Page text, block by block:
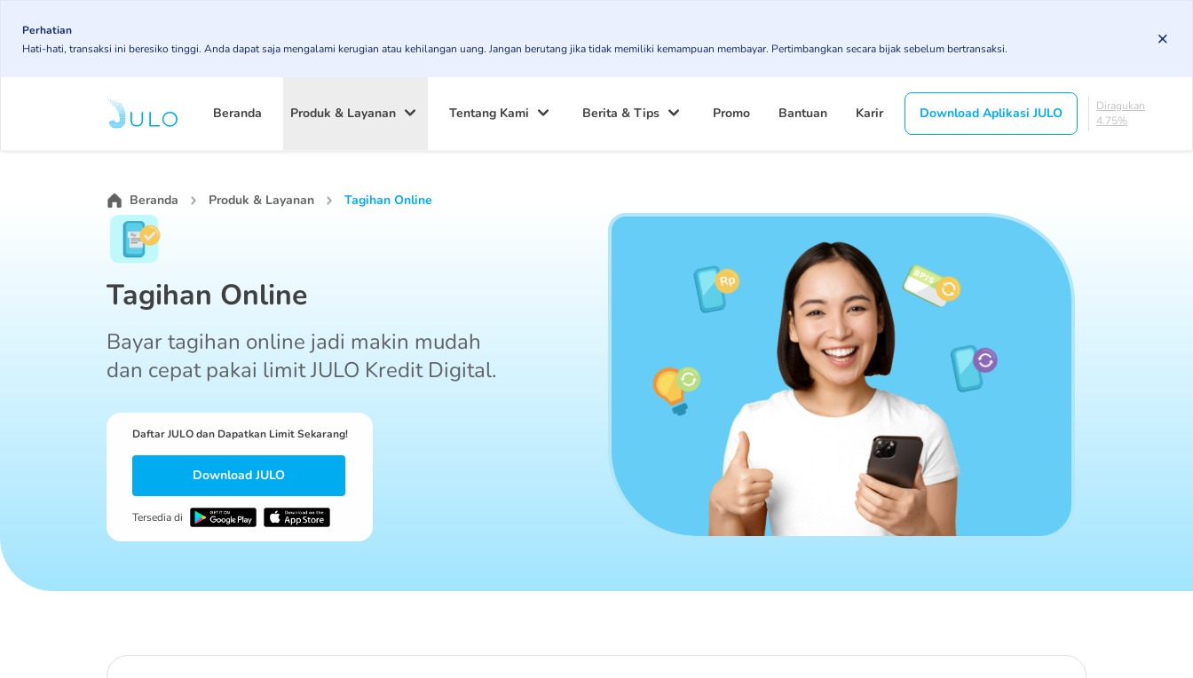
main
Perhatian
Hati-hati, transaksi ini beresiko tinggi. Anda dapat saja mengalami kerugian atau kehilangan uang. Jangan berutang jika tidak memiliki kemampuan membayar. Pertimbangkan secara bijak sebelum bertransaksi.
navigation
Beranda Produk & Layanan Tentang Kami Berita & Tips Promo Bantuan Karir Download Aplikasi JULO
Diragukan
4.75%
Beranda Produk & Layanan Tagihan Online
Tagihan Online
Bayar tagihan online jadi makin mudah
dan cepat pakai limit JULO Kredit Digital.
Daftar JULO dan Dapatkan Limit Sekarang!
Download JULO
Tersedia di